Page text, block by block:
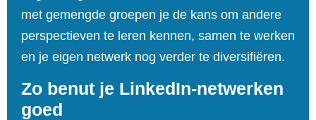
met gemengde groepen je de kans om andere
perspectieven te leren kennen, samen te werken
en je eigen netwerk nog verder te diversifiëren.
Zo benut je LinkedIn‑netwerken
goed